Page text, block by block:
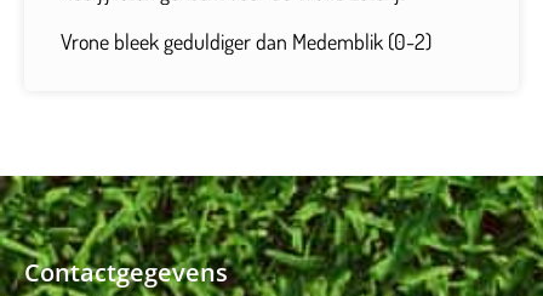
Vrone bleek geduldiger dan Medemblik (0-2)
Contactgegevens